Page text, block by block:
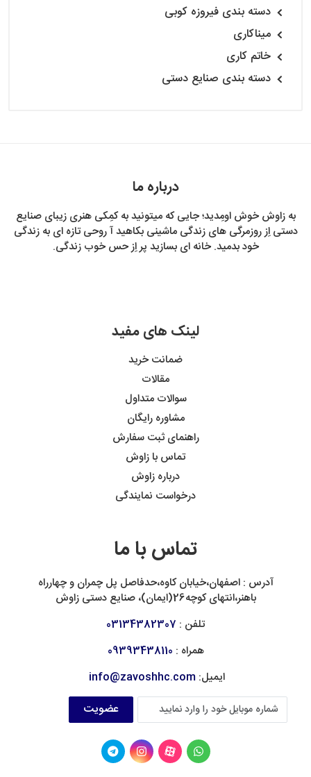
دسته بندی فیروزه کوبی
میناکاری
خاتم کاری
دسته بندی صنایع دستی
درباره ما
به زاوش خوش اومِدید؛ جایی که میتونید به کمِکی هنری زیبای صنایع
دستی اِز روزمرگی های زندگی ماشینی بکاهید آ روحی تازه ای به زندگی
خود بدمید. خانه ای بسازید پر اِز حس خوب زندگی.
لینک های مفید
ضمانت خرید
مقالات
سوالات متداول
مشاوره رایگان
راهنمای ثبت سفارش
تماس با زاوش
درباره زاوش
درخواست نمایندگی
تماس با ما
آدرس : اصفهان،خیابان کاوه،حدفاصل پل چمران و چهارراه
باهنر،انتهای کوچه26(ایمان)، صنایع دستی زاوش
تلفن : 03134382307
همراه : 09393438110
ایمیل: info@zavoshhc.com
عضویت